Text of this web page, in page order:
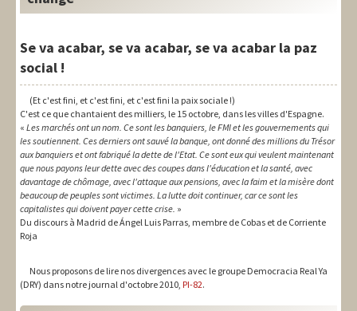
Se va acabar, se va acabar, se va acabar la paz
social !
(Et c'est fini, et c'est fini, et c'est fini la paix sociale !)
C'est ce que chantaient des milliers, le 15 octobre, dans les villes d'Espagne.
« Les marchés ont un nom. Ce sont les banquiers, le FMI et les gouvernements qui
les soutiennent. Ces derniers ont sauvé la banque, ont donné des millions du Trésor
aux banquiers et ont fabriqué la dette de l'Etat. Ce sont eux qui veulent maintenant
que nous payons leur dette avec des coupes dans l'éducation et la santé, avec
davantage de chômage, avec l'attaque aux pensions, avec la faim et la misère dont
beaucoup de peuples sont victimes. La lutte doit continuer, car ce sont les
capitalistes qui doivent payer cette crise. »
Du discours à Madrid de Ángel Luis Parras, membre de Cobas et de Corriente
Roja
Nous proposons de lire nos divergences avec le groupe Democracia Real Ya
(DRY) dans notre journal d'octobre 2010, PI-82.